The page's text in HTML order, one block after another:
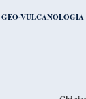
GEO-VULCANOLOGIA